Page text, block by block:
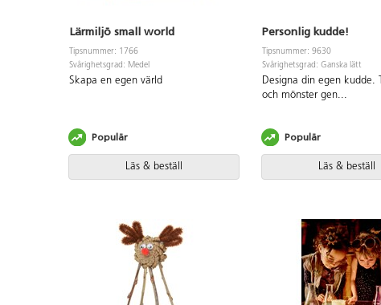
Lärmiljö small world
Tipsnummer: 1766
Svårighetsgrad: Medel
Skapa en egen värld
Läs & beställ
Populär
Personlig kudde!
Tipsnummer: 9630
Svårighetsgrad: Ganska lätt
Designa din egen kudde.
och mönster gen...
Läs & beställ
Populär